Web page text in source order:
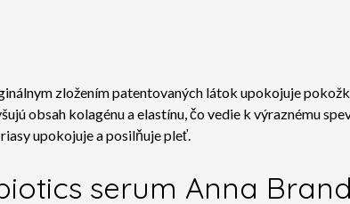
zložením patentovaných látok upokojuje
obsah kolagénu a elastínu, čo vedie k výraznému
upokojuje a posilňuje pleť.
serum Anna